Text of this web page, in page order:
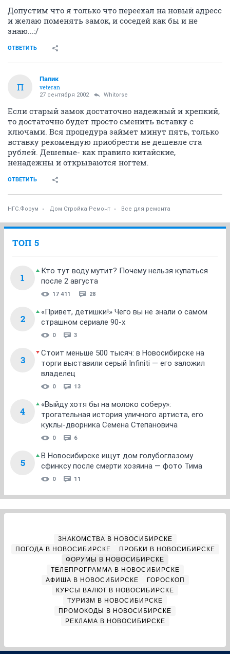
Допустим что я только что переехал на новый адресс
и желаю поменять замок, и соседей как бы и не
знаю...:/
ОТВЕТИТЬ
П
Папик
veteran
27 сентября 2002 Whitorse
Если старый замок достаточно надежный и крепкий,
то достаточно будет просто сменить вставку с
ключами. Вся процедура займет минут пять, только
вставку рекомендую приобрести не дешевле ста
рублей. Дешевые- как правило китайские,
ненадежны и открываются ногтем.
ОТВЕТИТЬ
НГС.Форум Дом Стройка Ремонт Все для ремонта
ТОП 5
1
Кто тут воду мутит? Почему нельзя купаться
после 2 августа
17 411 28
2
«Привет, детишки!» Чего вы не знали о самом
страшном сериале 90-х
0 3
3
Стоит меньше 500 тысяч: в Новосибирске на
торги выставили серый Infiniti — его заложил
владелец
0 13
4
«Выйду хотя бы на молоко соберу»:
трогательная история уличного артиста, его
куклы-дворника Семена Степановича
0 6
5
В Новосибирске ищут дом голубоглазому
сфинксу после смерти хозяина — фото Тима
0 11
ЗНАКОМСТВА В НОВОСИБИРСКЕ
ПОГОДА В НОВОСИБИРСКЕ
ПРОБКИ В НОВОСИБИРСКЕ
ФОРУМЫ В НОВОСИБИРСКЕ
ТЕЛЕПРОГРАММА В НОВОСИБИРСКЕ
АФИША В НОВОСИБИРСКЕ
ГОРОСКОП
КУРСЫ ВАЛЮТ В НОВОСИБИРСКЕ
ТУРИЗМ В НОВОСИБИРСКЕ
ПРОМОКОДЫ В НОВОСИБИРСКЕ
РЕКЛАМА В НОВОСИБИРСКЕ